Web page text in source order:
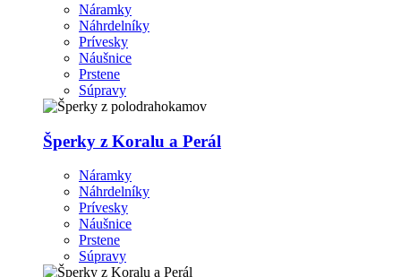
Náramky
Náhrdelníky
Prívesky
Náušnice
Prstene
Súpravy
Šperky z Koralu a Perál
Náramky
Náhrdelníky
Prívesky
Náušnice
Prstene
Súpravy